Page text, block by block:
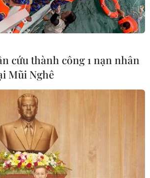
MỤC
cứu thành công 1 nạn nhân
Mũi Nghê